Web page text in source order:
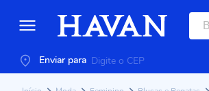
Enviar para